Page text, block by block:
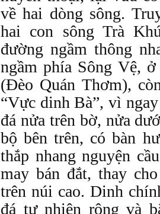
về hai dòng sông.
hai con sông Trà
đường ngầm thông
ngầm phía Sông Vệ,
(Đèo Quán Thơm),
“Vực dinh Bà”, vì
đá nửa trên bờ, nửa
bộ bên trên, có bàn
thắp nhang nguyện
may bán đắt, thay
trên núi cao. Dinh
đá tự nhiên rộng và